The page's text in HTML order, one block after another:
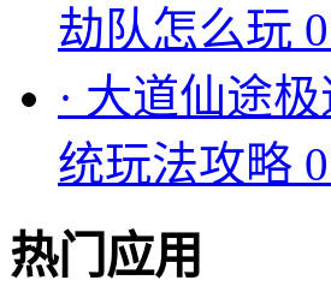
劫队怎么玩
· 大道仙途
统玩法攻略
热门应用